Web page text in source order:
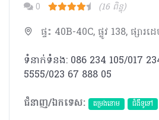
0 (16 ពិន្ទុ)
ផ្ទះ 40B-40C, ផ្លូវ 138, ផ្ស
ទំនាក់ទំនង: 086 234 105/017
5555/023 67 888 05
ជំនាញ/ឯកទេស:
តម្រងនោម ជំងឺទូទៅ